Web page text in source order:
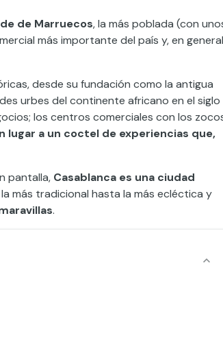
de Marruecos, la más poblada (con
más importante del país y, en
desde su fundación como la antigua
urbes del continente africano en el siglo
los centros comerciales con los
lugar a un coctel de experiencias que,
pantalla, Casablanca es una ciudad
más tradicional hasta la más ecléctica y
.